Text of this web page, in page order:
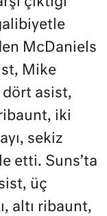
McDaniels
Mike
dört asist,
iki
sekiz
etti. Suns’ta
üç
altı ribaunt,